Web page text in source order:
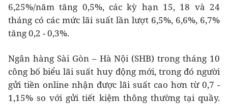
6,25%/năm tăng 0,5%, các kỳ hạn 15, 18 và 24
tháng có các mức lãi suất lần lượt 6,5%, 6,6%, 6,7%
tăng 0,2 - 0,3%.
Ngân hàng Sài Gòn – Hà Nội (SHB) trong tháng 10
công bố biểu lãi suất huy động mới, trong đó người
gửi tiền online nhận được lãi suất cao hơn từ 0,7 -
1,15% so với gửi tiết kiệm thông thường tại quầy.